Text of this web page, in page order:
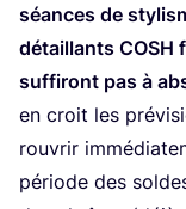
séances de
détaillants COSH
suf­fi­ront pas à
en croit les
rou­vrir
période des